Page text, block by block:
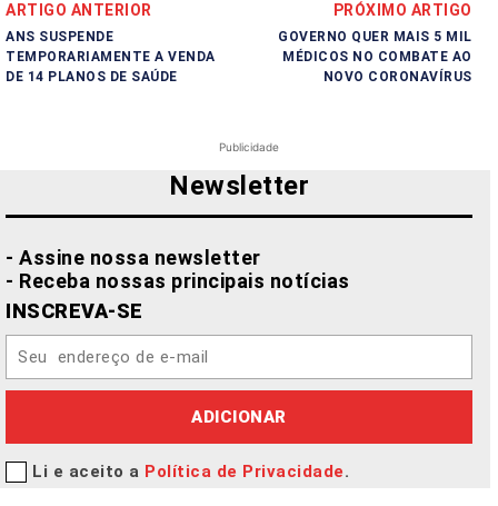
ARTIGO ANTERIOR
ANS SUSPENDE
TEMPORARIAMENTE A VENDA
DE 14 PLANOS DE SAÚDE
PRÓXIMO ARTIGO
GOVERNO QUER MAIS 5 MIL
MÉDICOS NO COMBATE AO
NOVO CORONAVÍRUS
Publicidade
Newsletter
- Assine nossa newsletter
- Receba nossas principais notícias
INSCREVA-SE
ADICIONAR
Li e aceito a Política de Privacidade.